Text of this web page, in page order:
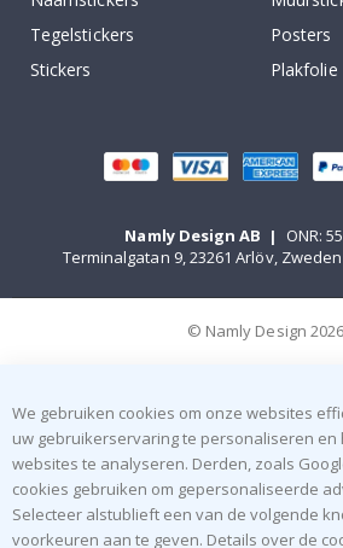
Tegelstickers
Posters
Stickers
Plakfolie
Namly Design AB |
ONR:
Terminalgatan 9, 23261 Arlöv, Zweden
© Namly Design 2026
We gebruiken cookies om onze websites
uw gebruikerservaring te personaliseren en
websites te analyseren. Derden, zoals
cookies gebruiken om gepersonaliseerde
Selecteer alstublieft een van de volgende
voorkeuren aan te geven. Details over de